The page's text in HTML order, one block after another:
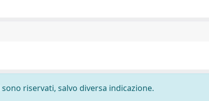
riservati, salvo diversa indicazione.